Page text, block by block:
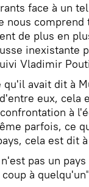
face à un
nous
de plus en
inexistante
Vladimir
avait dit à
eux, cela
à
parfois, ce
cela est dit
pas un
à